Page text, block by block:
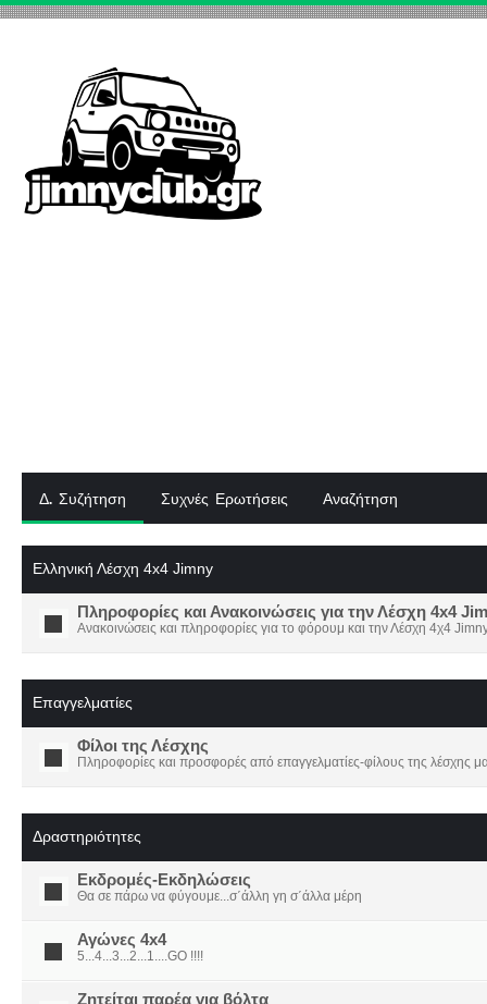
Δ. Συζήτηση Συχνές Ερωτήσεις Αναζήτηση
Ελληνική Λέσχη 4x4 Jimny
Πληροφορίες και Ανακοινώσεις για την Λέσχη 4x4
Ανακοινώσεις και πληροφορίες για το φόρουμ και την Λέσχη 4χ4
Επαγγελματίες
Φίλοι της Λέσχης
Πληροφορίες και προσφορές από επαγγελματίες-φίλους της λέσχης
Δραστηριότητες
Εκδρομές-Εκδηλώσεις
Θα σε πάρω να φύγουμε...σ΄άλλη γη σ΄άλλα μέρη
Αγώνες 4x4
5...4...3...2...1....GO !!!!
Ζητείται παρέα για βόλτα